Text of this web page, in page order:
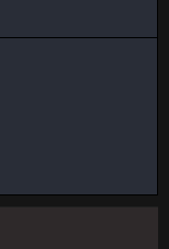
！ 阿部乱丸です。
す！！ 今回ブログ